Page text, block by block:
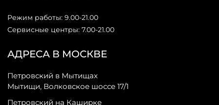
АДРЕСА В МОСКВЕ
Петровский в Мытищах
Мытищи, Волковское шоссе 17/1
Петровский на Каширке
Режим работы: 9.00-21.00
Сервисные центры: 7.00-21.00